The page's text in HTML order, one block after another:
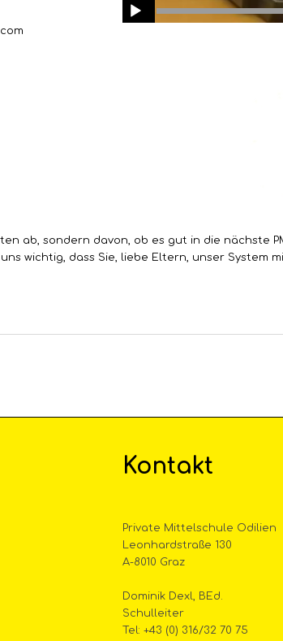
ab, sondern davon, ob es gut in die nächste
wichtig, dass Sie, liebe Eltern, unser
Kontakt
Private Mittelschule Odilien
Leonhardstraße 130
A-8010 Graz
Dominik Dexl, BEd.
Schulleiter
Tel: +43 (0) 316/32 70 75